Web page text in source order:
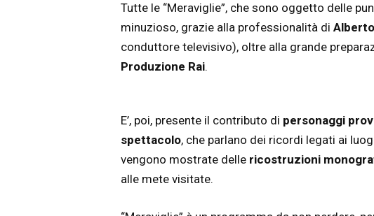
Tutte le “Meraviglie”, che sono oggetto delle
minuzioso, grazie alla professionalità di
conduttore televisivo), oltre alla grande
Produzione Rai.
E’, poi, presente il contributo di personaggi
spettacolo, che parlano dei ricordi legati ai
vengono mostrate delle ricostruzioni
alle mete visitate.